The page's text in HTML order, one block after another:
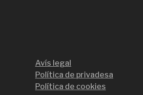
Avís legal
Política de privadesa
Política de cookies